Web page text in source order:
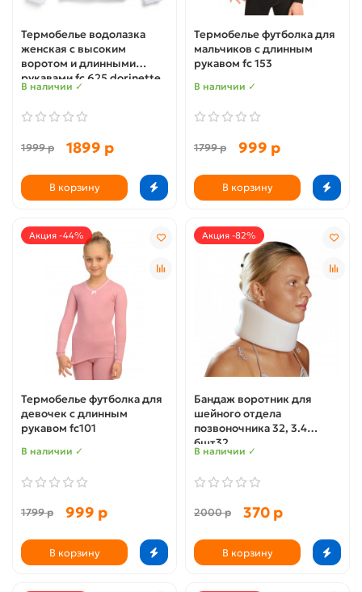
Термобелье водолазка
женская с высоким
воротом и длинными
рукавами fc 625 dorinette
В наличии ✓
1999 р 1899 р
В корзину
Термобелье футболка для
мальчиков с длинным
рукавом fc 153
В наличии ✓
1799 р 999 р
В корзину
Акция -44%
Термобелье футболка для
девочек с длинным
рукавом fс101
В наличии ✓
1799 р 999 р
В корзину
Акция -82%
Бандаж воротник для
шейного отдела
позвоночника 32, 3.4
бшт32
В наличии ✓
2000 р 370 р
В корзину